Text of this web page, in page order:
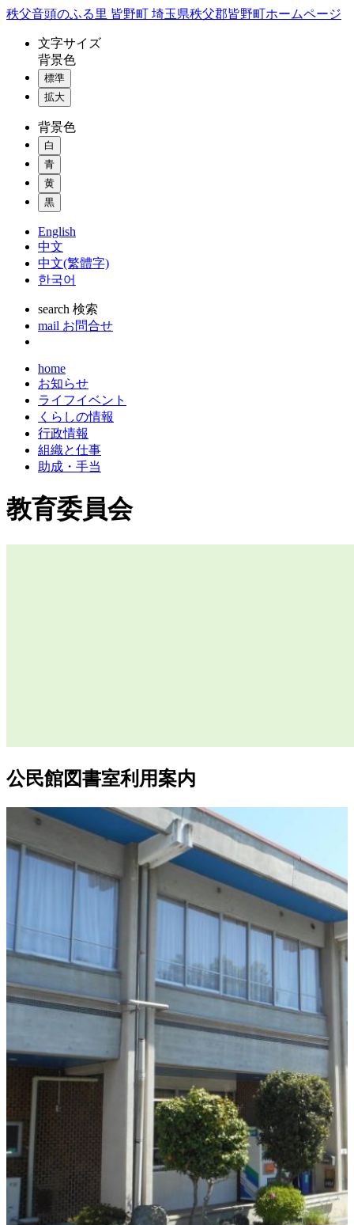
コ
秩父音頭のふる里 皆野町 埼玉県秩父郡皆野町ホームページ
文字サイズ
背景色
標準
拡大
背景色
白
青
黄
黒
English
中文
中文(繁體字)
한국어
search 検索
mail お問合せ
home
お知らせ
ライフイベント
くらしの情報
行政情報
組織と仕事
助成・手当
教育委員会
公民館図書室利用案内